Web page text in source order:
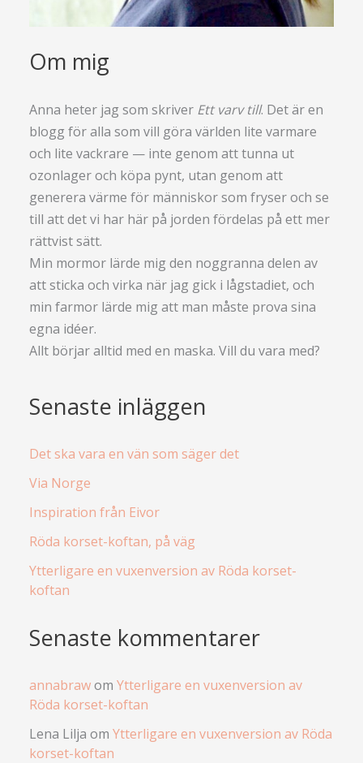
Om mig
Anna heter jag som skriver Ett varv till. Det är en
blogg för alla som vill göra världen lite varmare
och lite vackrare — inte genom att tunna ut
ozonlager och köpa pynt, utan genom att
generera värme för människor som fryser och se
till att det vi har här på jorden fördelas på ett mer
rättvist sätt.
Min mormor lärde mig den noggranna delen av
att sticka och virka när jag gick i lågstadiet, och
min farmor lärde mig att man måste prova sina
egna idéer.
Allt börjar alltid med en maska. Vill du vara med?
Senaste inläggen
Det ska vara en vän som säger det
Via Norge
Inspiration från Eivor
Röda korset-koftan, på väg
Ytterligare en vuxenversion av Röda korset-
koftan
Senaste kommentarer
annabrawom Ytterligare en vuxenversion av
Röda korset-koftan
Lena Lilja om Ytterligare en vuxenversion av Röda
korset-koftan